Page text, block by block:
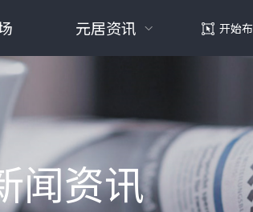
元居资讯 开始
闻资讯